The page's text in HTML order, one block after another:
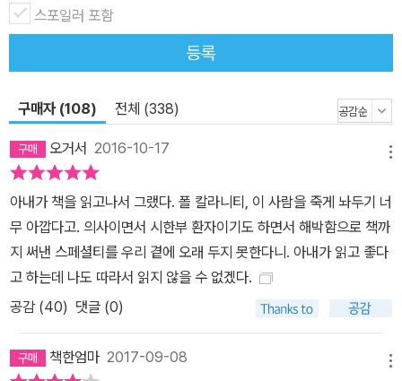
요점은 단순히 사느냐 죽느냐가 아니라 어느 쪽이 살 만한 가치가 있
는가이다. 몇 달 더 연명하는 대가로 말을 못한다면 어떤 선택을 할 것
인가? 발작을 멈추려고 하다가 오른손을 못 쓰게 된다면? 당신의 아
될까? (본문 중에서) 그리고 마침내 저자는 서른여섯의 나이에 죽음
을 선고받고 자신의 환자들이 처했던 입장에 서게 된다. 그는 암에 걸
리기 전에도 언제 죽을지 몰랐듯, 폐암 4기 진단이 나온 후에도 언제
죽을지 모른다는 사실에 절망한다. 언제 죽을지 모른다면 계속 살아
갈 수밖에 없다. 전보다 훨씬 가까워진 죽음을 강렬하게 자각하면서.
그는 사뮈엘 베케트의 대사를 되뇌인다. “나는 계속 나아갈 수 없어.
그래도 나는 계속 나아갈 거야(I can’t go on. I’ll go on). 설사 내가
는 죽어가는 대신 계속 살아가기로 다짐했다.” 죽음을 향해 육체가 무
학치료로 손끝이 갈라지는 고통 속에서 힘겹게 자판을 누르며 폴 칼
스포일러 포함
등록
구매자 (108) 전체 (338)
오거서 2016-10-17
아내가 책을 읽고나서 그랬다. 폴 칼라니티, 이 사람을 죽게 놔두기 너
무 아깝다고. 의사이면서 시한부 환자이기도 하면서 해박함으로 책까
지 써낸 스페셜티를 우리 곁에 오래 두지 못한다니. 아내가 읽고 좋다
고 하는데 나도 따라서 읽지 않을 수 없겠다.
공감 (40) 댓글 (0)
책한엄마 2017-09-08